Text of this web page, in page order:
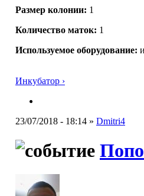
Размер кoлонии: 1
Количество маток: 1
Используемое оборудование:
Инкубатор ›
23/07/2018 - 18:14 » Dmitri4